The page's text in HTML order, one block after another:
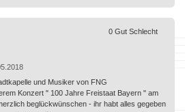
und Musiker von FNG
Konzert " 100 Jahre Freistaat Bayern " am
beglückwünschen - ihr habt alles gegeben
0 Gut Schlecht